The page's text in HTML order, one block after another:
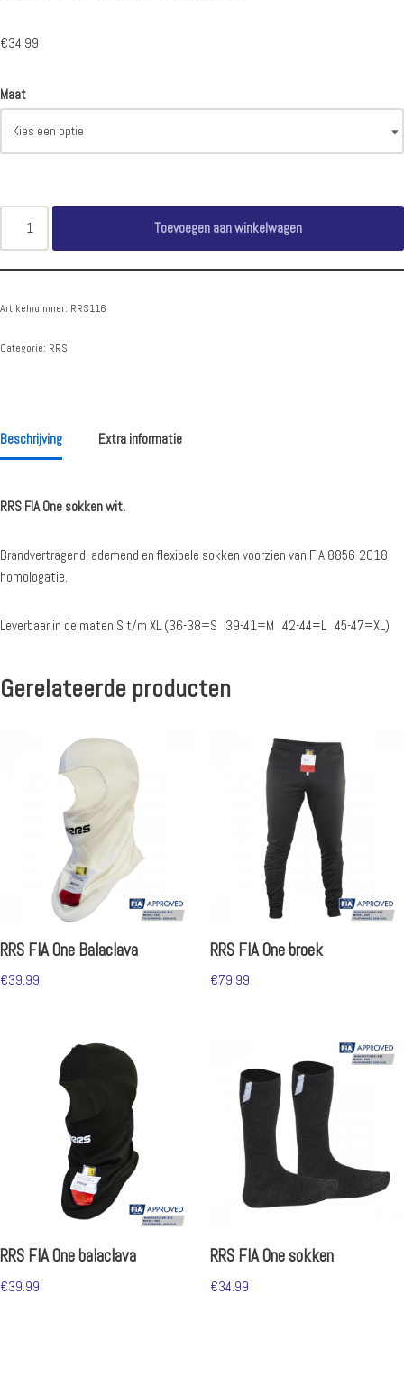
€34.99
Maat
Toevoegen aan winkelwagen
Artikelnummer: RRS116
Categorie: RRS
Beschrijving Extra informatie
RRS FIA One sokken wit.
Brandvertragend, ademend en flexibele sokken voorzien van FIA 8856-2018
homologatie.
Leverbaar in de maten S t/m XL (36-38=S 39-41=M 42-44=L 45-47=XL)
Gerelateerde producten
RRS FIA One Balaclava
€39.99
RRS FIA One broek
€79.99
RRS FIA One balaclava
€39.99
RRS FIA One sokken
€34.99